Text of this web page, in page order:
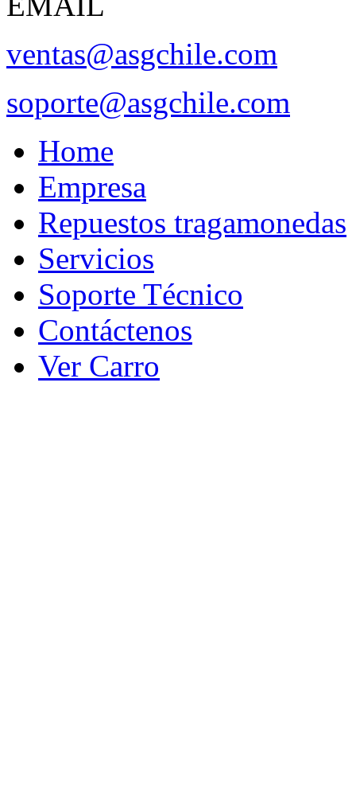
ventas@asgchile.com
soporte@asgchile.com
Home
Empresa
Repuestos tragamonedas
Servicios
Soporte Técnico
Contáctenos
Ver Carro